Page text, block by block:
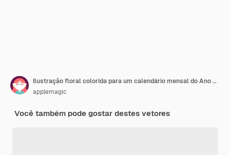
Ilustração floral colorida para um calendário mensal do Ano Novo de 2025
applemagic
Você também pode gostar destes vetores